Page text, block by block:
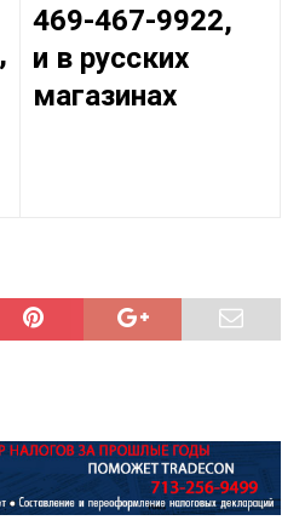
,
469-467-9922,
и в русских
магазинах